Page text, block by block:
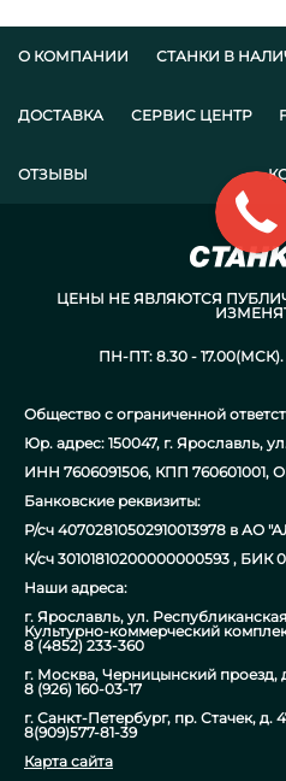
О КОМПАНИИ СТАНКИ В
ДОСТАВКА СЕРВИС ЦЕНТР
ОТЗЫВЫ
ЦЕНЫ НЕ ЯВЛЯЮТСЯ
ПН-ПТ: 8.30 -
Общество с ограниченной
Юр. адрес: 150047, г. Ярославль,
ИНН 7606091506, КПП 760601001,
Банковские реквизиты:
Р/сч 40702810502910013978 в АО
К/сч 30101810200000000593 , БИК
Наши адреса:
г. Ярославль, ул.
Культурно-коммерческий
8 (4852) 233-360
г. Москва, Черницынский проезд,
8 (926) 160-03-17
г. Санкт-Петербург, пр. Стачек, д.
8(909)577-81-39
Карта сайта